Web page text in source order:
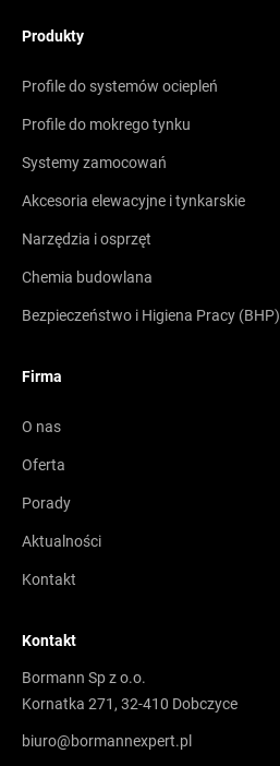
Produkty
Profile do systemów ociepleń
Profile do mokrego tynku
Systemy zamocowań
Akcesoria elewacyjne i tynkarskie
Narzędzia i osprzęt
Chemia budowlana
Bezpieczeństwo i Higiena Pracy (BHP)
Firma
O nas
Oferta
Porady
Aktualności
Kontakt
Kontakt
Bormann Sp z o.o.
Kornatka 271, 32-410 Dobczyce
biuro@bormannexpert.pl